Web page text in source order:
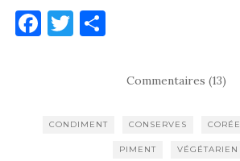
F
b
T
r
ta
er
Commentaires (13)
CONDIMENT CONSERVES CORÉE
PIMENT VÉGÉTARIEN